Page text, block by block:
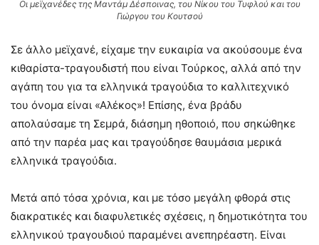
Οι μεϊχανέδες της Μαντάμ Δέσποινας, του Νίκου του Τυφλού και του
Γιώργου του Κουτσού
Σε άλλο μεϊχανέ, είχαμε την ευκαιρία να ακούσουμε ένα
κιθαρίστα-τραγουδιστή που είναι Τούρκος, αλλά από την
αγάπη του για τα ελληνικά τραγούδια το καλλιτεχνικό
του όνομα είναι «Αλέκος»! Επίσης, ένα βράδυ
απολαύσαμε τη Σεμρά, διάσημη ηθοποιό, που σηκώθηκε
από την παρέα μας και τραγούδησε θαυμάσια μερικά
ελληνικά τραγούδια.
Μετά από τόσα χρόνια, και με τόσο μεγάλη φθορά στις
διακρατικές και διαφυλετικές σχέσεις, η δημοτικότητα του
ελληνικού τραγουδιού παραμένει ανεπηρέαστη. Είναι